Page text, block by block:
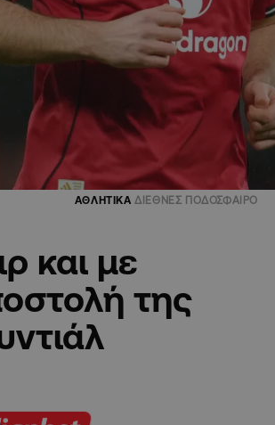
ΑΘΛΗΤΙΚΑ ΔΙΕΘΝΕΣ ΠΟΔΟΣΦΑΙΡΟ
και με
της